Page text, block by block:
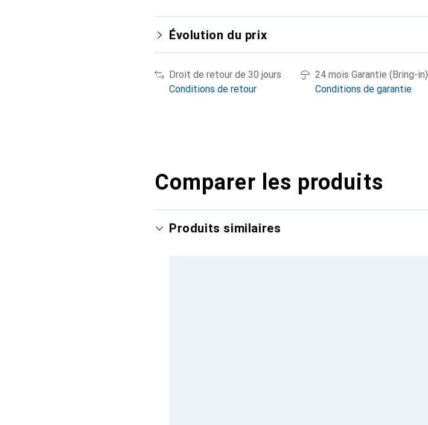
Évolution du prix
Droit de retour de 30 jours
Conditions de retour
24 mois Garantie (Bring-in)
Conditions de garantie
Comparer les produits
Produits similaires